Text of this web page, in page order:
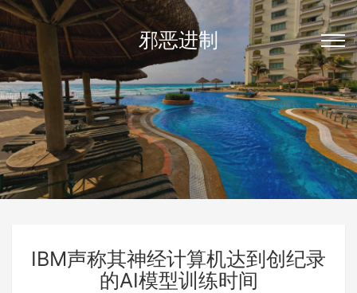
邪恶进制
IBM声称其神经计算机达到创纪录
的AI模型训练时间